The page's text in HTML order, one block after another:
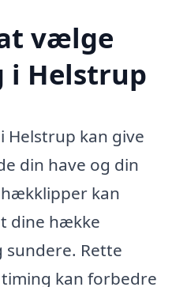
vælge
Helstrup
kan give
din have og din
kan
dine hække
Rette
kan forbedre